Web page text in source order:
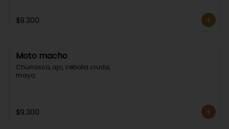
$9.300
Moto macho
Churrasco, ajo, cebolla cruda,
mayo.
$9.300